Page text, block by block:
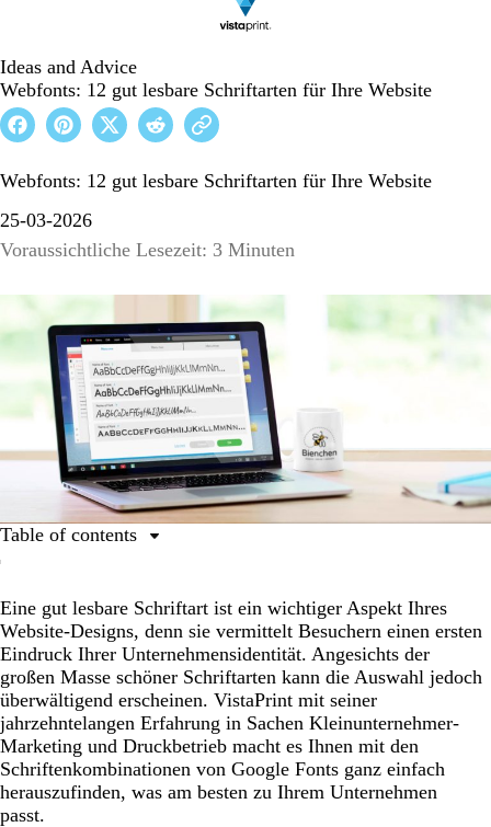
Ideas and Advice
Webfonts: 12 gut lesbare Schriftarten für Ihre Website
Webfonts: 12 gut lesbare Schriftarten für Ihre Website
25-03-2026
Voraussichtliche Lesezeit: 3 Minuten
Eine gut lesbare Schriftart ist ein wichtiger Aspekt Ihres
Website-Designs, denn sie vermittelt Besuchern einen ersten
Eindruck Ihrer Unternehmensidentität. Angesichts der
großen Masse schöner Schriftarten kann die Auswahl jedoch
überwältigend erscheinen. VistaPrint mit seiner
jahrzehntelangen Erfahrung in Sachen Kleinunternehmer-
Marketing und Druckbetrieb macht es Ihnen mit den
Schriftenkombinationen von Google Fonts ganz einfach
herauszufinden, was am besten zu Ihrem Unternehmen
passt.
Table of contents
Helvetica (Serifenlose Website-Schriftart)
PT Sans & PT Serif (Ideale Schriftarten-Kombination)
Open Sans (Beliebte Google Webfont)
Quicksand (Optimiert für mobile Endgeräte)
Verdana (Barrierefreie Schriftart für Web)
Rooney (Moderne Schriftart mit Charakter)